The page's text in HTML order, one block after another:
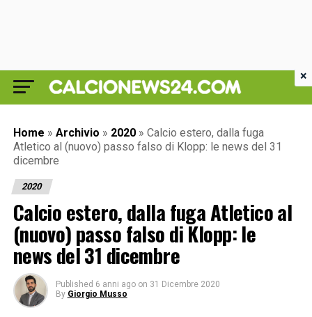
Home » Archivio » 2020 » Calcio estero, dalla fuga
Atletico al (nuovo) passo falso di Klopp: le news del 31
dicembre
2020
Calcio estero, dalla fuga Atletico al
(nuovo) passo falso di Klopp: le
news del 31 dicembre
Published 6 anni ago on 31 Dicembre 2020
By Giorgio Musso
×